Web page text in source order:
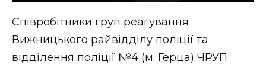
Співробітники груп реагування
Вижницького райвідділу поліції та
відділення поліції №4 (м. Герца) ЧРУП